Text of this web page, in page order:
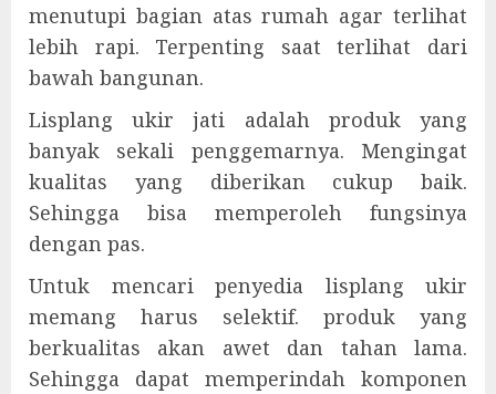
menutupi bagian atas rumah agar terlihat
lebih rapi. Terpenting saat terlihat dari
bawah bangunan.
Lisplang ukir jati adalah produk yang
banyak sekali penggemarnya. Mengingat
kualitas yang diberikan cukup baik.
Sehingga bisa memperoleh fungsinya
dengan pas.
Untuk mencari penyedia lisplang ukir
memang harus selektif. produk yang
berkualitas akan awet dan tahan lama.
Sehingga dapat memperindah komponen